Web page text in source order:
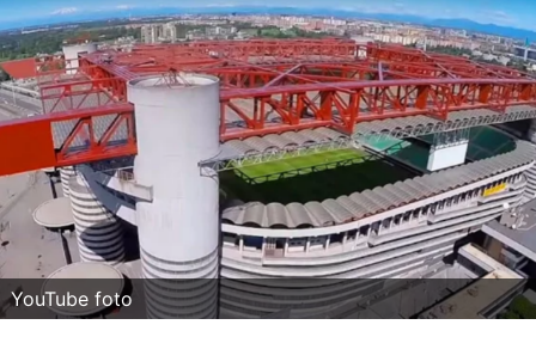
Volley
Hockey
Altri sport
Hockey
Pallanuoto
Pallamano
YouTube foto